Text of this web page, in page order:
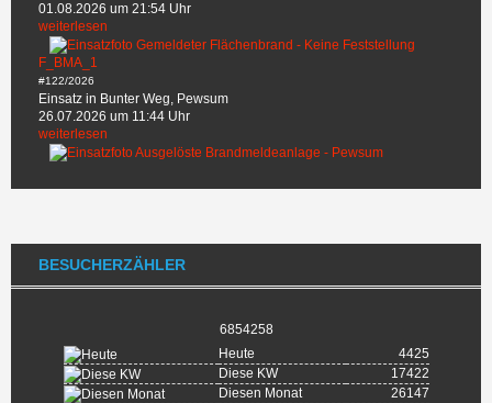
01.08.2026 um 21:54 Uhr
weiterlesen
F_BMA_1
#122/2026
Einsatz in Bunter Weg, Pewsum
26.07.2026 um 11:44 Uhr
weiterlesen
BESUCHERZÄHLER
6854258
Heute
4425
Diese KW
17422
Diesen Monat
26147